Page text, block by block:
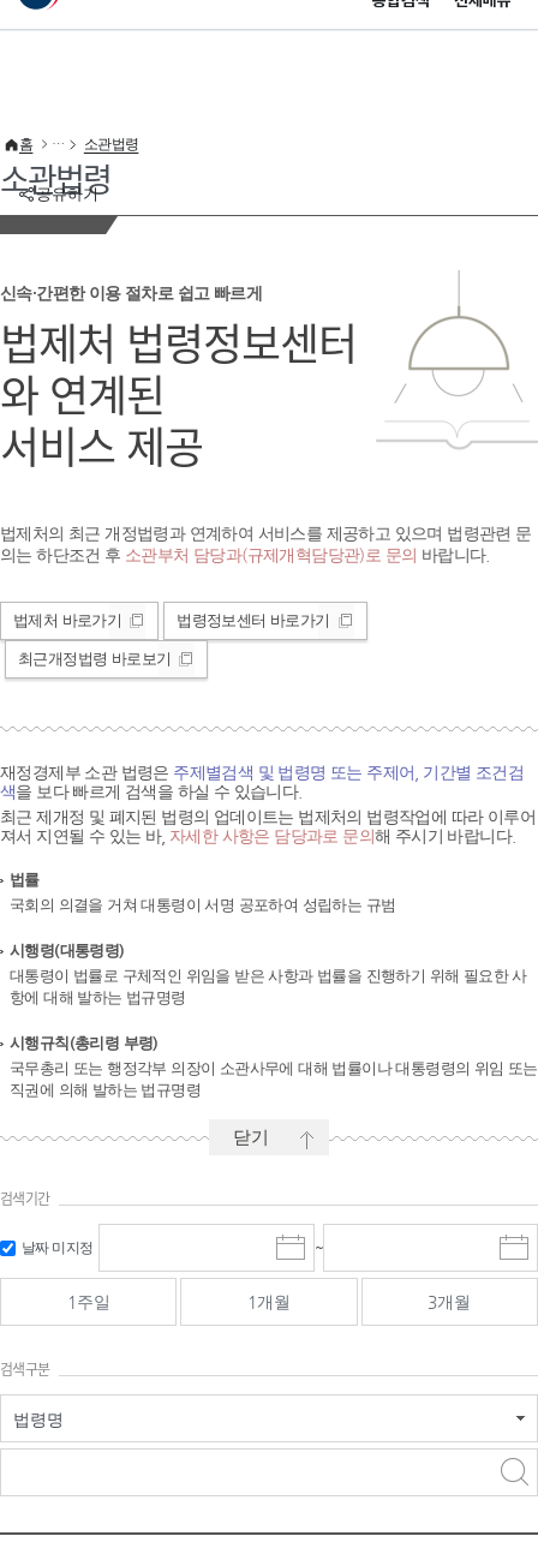
이 누리집은 대한민국 공식 전자정부 누리집입니다.
공유하기
홈 소관법령
소관법령
신속·간편한 이용 절차로 쉽고 빠르게
법제처 법령정보센터
와 연계된
서비스 제공
법제처의 최근 개정법령과 연계하여 서비스를 제공하고 있으며 법령관련 문
의는 하단조건 후 소관부처 담당과(규제개혁담당관)로 문의 바랍니다.
법제처 바로가기 법령정보센터 바로가기
최근개정법령 바로보기
재정경제부 소관 법령은 주제별검색 및 법령명 또는 주제어, 기간별 조건검
색을 보다 빠르게 검색을 하실 수 있습니다.
최근 제개정 및 폐지된 법령의 업데이트는 법제처의 법령작업에 따라 이루어
져서 지연될 수 있는 바, 자세한 사항은 담당과로 문의해 주시기 바랍니다.
법률
국회의 의결을 거쳐 대통령이 서명 공포하여 성립하는 규범
시행령(대통령령)
대통령이 법률로 구체적인 위임을 받은 사항과 법률을 진행하기 위해 필요한 사
항에 대해 발하는 법규명령
시행규칙(총리령 부령)
국무총리 또는 행정각부 의장이 소관사무에 대해 법률이나 대통령령의 위임 또는
직권에 의해 발하는 법규명령
닫기
검색기간
날짜 미지정
시
작
일
선
~
마
감
선
1주일 1개월 3개월
검색구분
법령명